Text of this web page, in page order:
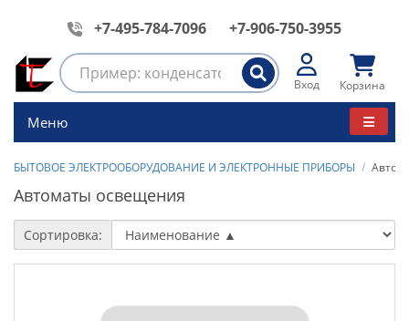
+7-495-784-7096 +7-906-750-3955
Вход Корзина
Меню
БЫТОВОЕ ЭЛЕКТРООБОРУДОВАНИЕ И ЭЛЕКТРОННЫЕ ПРИБОРЫ
Автоматы освещения
Сортировка: